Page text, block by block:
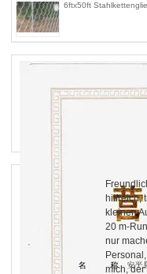
6ftx50ft
hilfreich,
kleinen
20 m-
nur
mich, der